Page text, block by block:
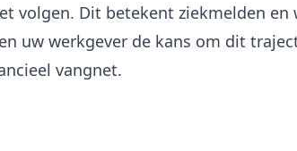
volgen. Dit betekent ziekmelden en
uw werkgever de kans om dit
vangnet.